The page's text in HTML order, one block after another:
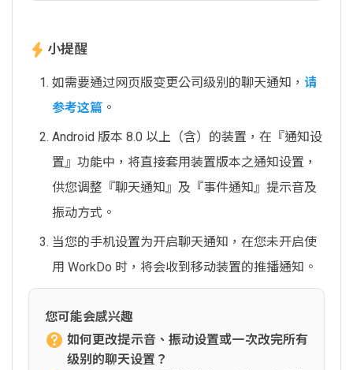
小提醒
如需要通过网页版变更公司级别的聊天通知， 请
参考这篇 。
Android 版本 8.0 以上（含）的装置，在『通知设
置』功能中，将直接套用装置版本之通知设置，
供您调整『聊天通知』及『事件通知』提示音及
振动方式。
当您的手机设置为开启聊天通知，在您未开启使
用 WorkDo 时，将会收到移动装置的推播通知。
您可能会感兴趣
如何更改提示音、振动设置或一次改完所有
级别的聊天设置？